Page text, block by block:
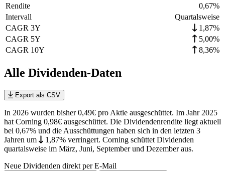
Rendite
0,67%
Intervall
Quartalsweise
CAGR 3Y
1,87%
CAGR 5Y
5,00%
CAGR 10Y
8,36%
Alle Dividenden-Daten
Export als CSV
In 2026 wurden bisher 0,49€ pro Aktie ausgeschüttet. Im Jahr 2025
hat Corning 0,98€ ausgeschüttet. Die Dividendenrendite liegt aktuell
bei 0,67% und die Ausschüttungen haben sich in den letzten 3
Jahren um 1,87% verringert. Corning schüttet Dividenden
quartalsweise im März, Juni, September und Dezember aus.
Neue Dividenden direkt per E-Mail